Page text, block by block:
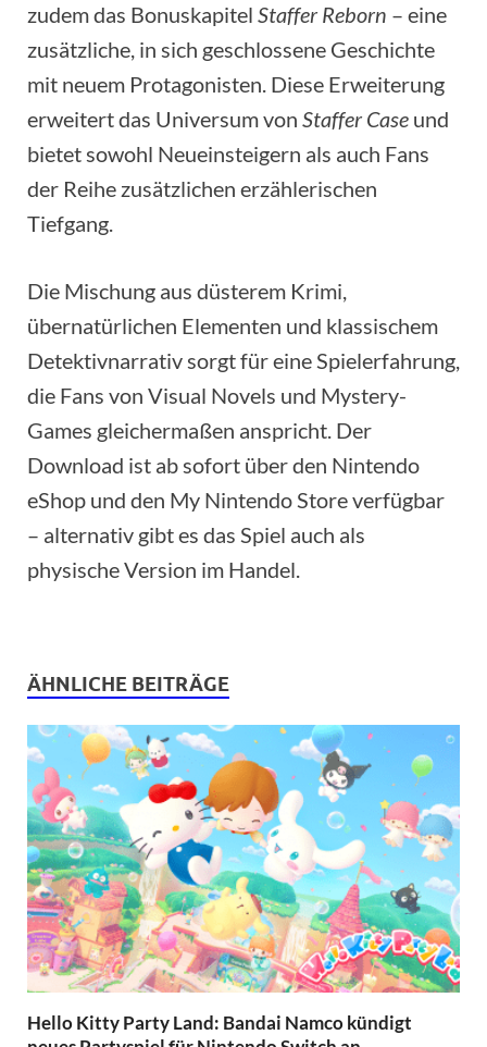
zudem das Bonuskapitel Staffer Reborn – eine
zusätzliche, in sich geschlossene Geschichte
mit neuem Protagonisten. Diese Erweiterung
erweitert das Universum von Staffer Case und
bietet sowohl Neueinsteigern als auch Fans
der Reihe zusätzlichen erzählerischen
Tiefgang.
Die Mischung aus düsterem Krimi,
übernatürlichen Elementen und klassischem
Detektivnarrativ sorgt für eine Spielerfahrung,
die Fans von Visual Novels und Mystery-
Games gleichermaßen anspricht. Der
Download ist ab sofort über den Nintendo
eShop und den My Nintendo Store verfügbar
– alternativ gibt es das Spiel auch als
physische Version im Handel.
ÄHNLICHE BEITRÄGE
Hello Kitty Party Land: Bandai Namco kündigt